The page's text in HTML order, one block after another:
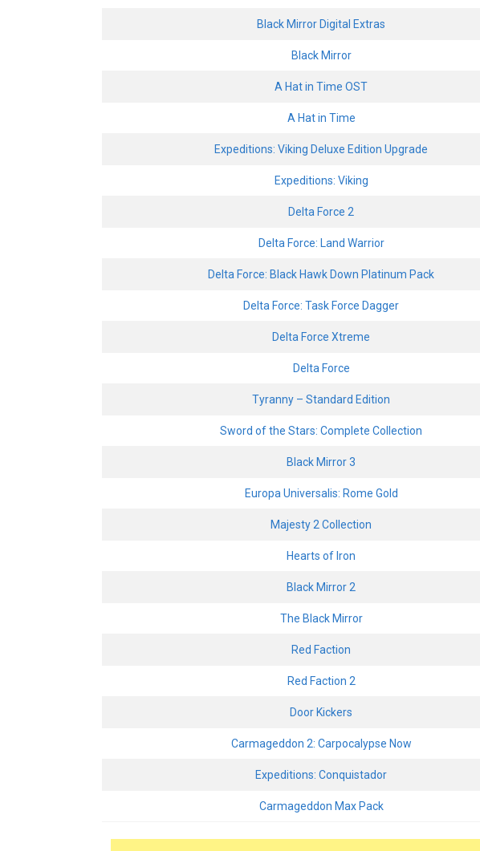
Black Mirror Digital Extras
Black Mirror
A Hat in Time OST
A Hat in Time
Expeditions: Viking Deluxe Edition Upgrade
Expeditions: Viking
Delta Force 2
Delta Force: Land Warrior
Delta Force: Black Hawk Down Platinum Pack
Delta Force: Task Force Dagger
Delta Force Xtreme
Delta Force
Tyranny – Standard Edition
Sword of the Stars: Complete Collection
Black Mirror 3
Europa Universalis: Rome Gold
Majesty 2 Collection
Hearts of Iron
Black Mirror 2
The Black Mirror
Red Faction
Red Faction 2
Door Kickers
Carmageddon 2: Carpocalypse Now
Expeditions: Conquistador
Carmageddon Max Pack